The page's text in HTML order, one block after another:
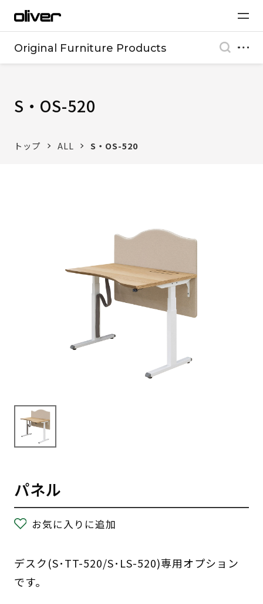
Original Furniture Products
S・OS-520
トップ ALL S・OS-520
パネル
お気に入りに追加
デスク(S･TT-520/S･LS-520)専用オプション
です。